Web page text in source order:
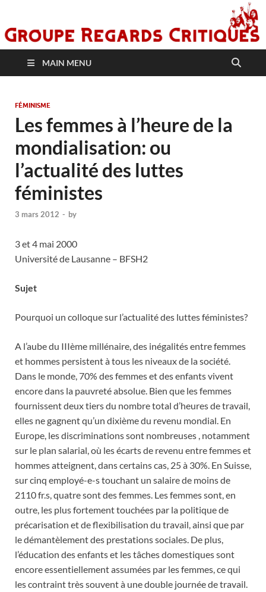
MAIN MENU
FÉMINISME
Les femmes à l’heure de la
mondialisation: ou
l’actualité des luttes
féministes
3 mars 2012 - by
3 et 4 mai 2000
Université de Lausanne – BFSH2
Sujet
Pourquoi un colloque sur l’actualité des luttes féministes?
A l’aube du IIIème millénaire, des inégalités entre femmes
et hommes persistent à tous les niveaux de la société.
Dans le monde, 70% des femmes et des enfants vivent
encore dans la pauvreté absolue. Bien que les femmes
fournissent deux tiers du nombre total d’heures de travail,
elles ne gagnent qu’un dixième du revenu mondial. En
Europe, les discriminations sont nombreuses , notamment
sur le plan salarial, où les écarts de revenu entre femmes et
hommes atteignent, dans certains cas, 25 à 30%. En Suisse,
sur cinq employé-e-s touchant un salaire de moins de
2110 fr.s, quatre sont des femmes. Les femmes sont, en
outre, les plus fortement touchées par la politique de
précarisation et de flexibilisation du travail, ainsi que par
le démantèlement des prestations sociales. De plus,
l’éducation des enfants et les tâches domestiques sont
encore essentiellement assumées par les femmes, ce qui
les contraint très souvent à une double journée de travail.